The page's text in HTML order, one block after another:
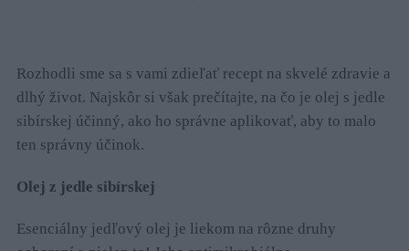
Rozhodli sme sa s vami zdieľať recept na skvelé zdravie a
dlhý život. Najskôr si však prečítajte, na čo je olej s jedle
sibírskej účinný, ako ho správne aplikovať, aby to malo
ten správny účinok.
Olej z jedle sibírskej
Esenciálny jedľový olej je liekom na rôzne druhy